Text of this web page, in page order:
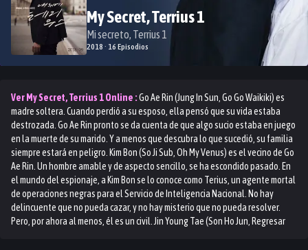
My Secret, Terrius 1
Mi secreto, Terrius 1
2018 · 16 Episodios
VerMy Secret, Terrius 1Online :Go Ae Rin (Jung In Sun, Go Go Waikiki) es
madre soltera. Cuando perdió a su esposo, ella pensó que su vida estaba
destrozada. Go Ae Rin pronto se da cuenta de que algo sucio estaba en juego
en la muerte de su marido. Y a menos que descubra lo que sucedió, su familia
siempre estará en peligro. Kim Bon (So Ji Sub, Oh My Venus) es el vecino de Go
Ae Rin. Un hombre amable y de aspecto sencillo, se ha escondido pasado. En
el mundo del espionaje, a Kim Bon se lo conoce como Terius, un agente mortal
de operaciones negras para el Servicio de Inteligencia Nacional. No hay
delincuente que no pueda cazar, y no hay misterio que no pueda resolver.
Pero, por ahora al menos, él es un civil. Jin Young Tae (Son Ho Jun, Regresar